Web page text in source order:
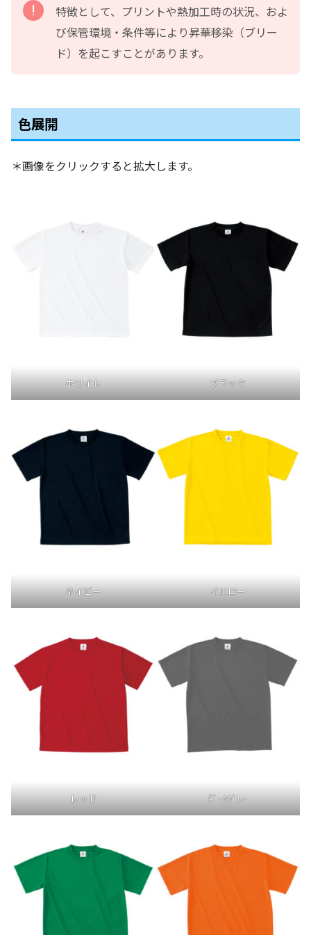
特徴として、プリントや熱加工時の状況、およ
び保管環境・条件等により昇華移染（ブリー
ド）を起こすことがあります。
色展開
＊画像をクリックすると拡大します。
ホワイト ブラック
ネイビー イエロー
レッド ﾀﾞｰｸｸﾞﾚｰ